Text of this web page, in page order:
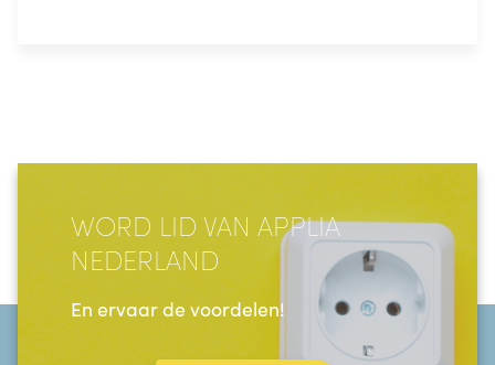
WORD LID VAN APPLIA
NEDERLAND
En ervaar de voordelen!